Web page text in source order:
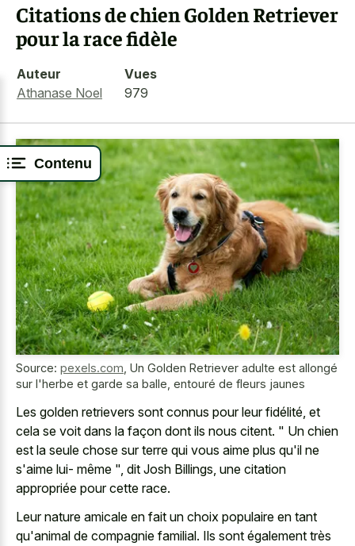
Contenu
Citations de chien Golden Retriever
pour la race fidèle
Auteur
Athanase Noel
Vues
979
Source: pexels.com Un Golden Retriever adulte est allongé
sur l'herbe et garde sa balle, entouré de fleurs jaunes
Les golden retrievers sont connus pour leur fidélité, et
cela se voit dans la façon dont ils nous citent. " Un chien
est la seule chose sur terre qui vous aime plus qu'il ne
s'aime lui- même ", dit Josh Billings, une citation
appropriée pour cette race.
Leur nature amicale en fait un choix populaire en tant
qu'animal de compagnie familial. Ils sont également très